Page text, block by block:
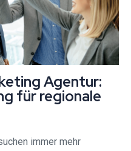
Agentur:
für regionale
immer mehr